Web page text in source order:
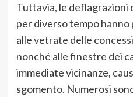
Tuttavia, le deflagrazioni
per diverso tempo
alle vetrate delle
nonché alle finestre dei
immediate vicinanze,
sgomento. Numerosi